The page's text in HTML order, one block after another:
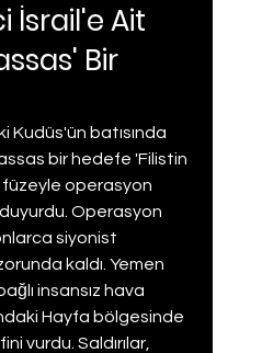
İsrail'e Ait
Bir
Kudüs'ün batısında
bir hedefe 'Filistin
operasyon
Operasyon
siyonist
kaldı. Yemen
insansız hava
Hayfa bölgesinde
vurdu. Saldırılar,